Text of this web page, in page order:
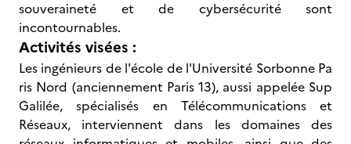
souveraineté et de cybersécurité sont
incontournables.
Activités visées :
Les ingénieurs de l'école de l'Université Sorbonne Pa
ris Nord (anciennement Paris 13), aussi appelée Sup
Galilée, spécialisés en Télécommunications et
Réseaux, interviennent dans les domaines des